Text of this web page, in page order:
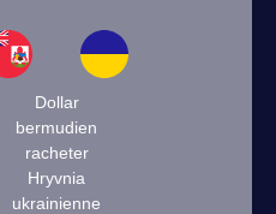
Dollar
bermudien
racheter
Hryvnia
ukrainienne